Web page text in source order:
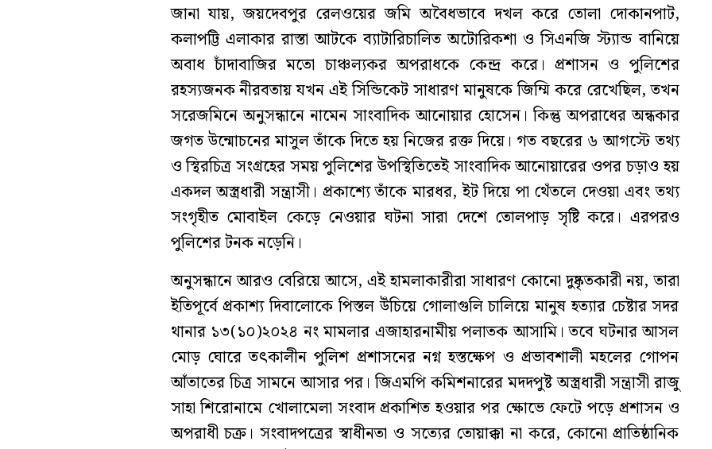
জানা যায়, জয়দেবপুর রেলওয়ের জমি অবৈধভাবে দখল করে তোলা দোকানপাট,
কলাপট্টি এলাকার রাস্তা আটকে ব্যাটারিচালিত অটোরিকশা ও সিএনজি স্ট্যান্ড বানিয়ে
অবাধ চাঁদাবাজির মতো চাঞ্চল্যকর অপরাধকে কেন্দ্র করে। প্রশাসন ও পুলিশের
রহস্যজনক নীরবতায় যখন এই সিন্ডিকেট সাধারণ মানুষকে জিম্মি করে রেখেছিল, তখন
সরেজমিনে অনুসন্ধানে নামেন সাংবাদিক আনোয়ার হোসেন। কিন্তু অপরাধের অন্ধকার
জগত উন্মোচনের মাসুল তাঁকে দিতে হয় নিজের রক্ত দিয়ে। গত বছরের ৬ আগস্টে তথ্য
ও স্থিরচিত্র সংগ্রহের সময় পুলিশের উপস্থিতিতেই সাংবাদিক আনোয়ারের ওপর চড়াও হয়
একদল অস্ত্রধারী সন্ত্রাসী। প্রকাশ্যে তাঁকে মারধর, ইট দিয়ে পা থেঁতলে দেওয়া এবং তথ্য
সংগৃহীত মোবাইল কেড়ে নেওয়ার ঘটনা সারা দেশে তোলপাড় সৃষ্টি করে। এরপরও
পুলিশের টনক নড়েনি।
অনুসন্ধানে আরও বেরিয়ে আসে, এই হামলাকারীরা সাধারণ কোনো দুষ্কৃতকারী নয়, তারা
ইতিপূর্বে প্রকাশ্য দিবালোকে পিস্তল উঁচিয়ে গোলাগুলি চালিয়ে মানুষ হত্যার চেষ্টার সদর
থানার ১৩(১০)২০২৪ নং মামলার এজাহারনামীয় পলাতক আসামি। তবে ঘটনার আসল
মোড় ঘোরে তৎকালীন পুলিশ প্রশাসনের নগ্ন হস্তক্ষেপ ও প্রভাবশালী মহলের গোপন
আঁতাতের চিত্র সামনে আসার পর। জিএমপি কমিশনারের মদদপুষ্ট অস্ত্রধারী সন্ত্রাসী রাজু
সাহা শিরোনামে খোলামেলা সংবাদ প্রকাশিত হওয়ার পর ক্ষোভে ফেটে পড়ে প্রশাসন ও
অপরাধী চক্র। সংবাদপত্রের স্বাধীনতা ও সত্যের তোয়াক্কা না করে, কোনো প্রাতিষ্ঠানিক